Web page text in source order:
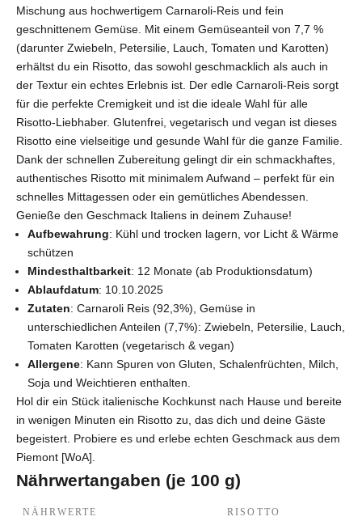
Mischung aus hochwertigem Carnaroli-Reis und fein
geschnittenem Gemüse. Mit einem Gemüseanteil von 7,7 %
(darunter Zwiebeln, Petersilie, Lauch, Tomaten und Karotten)
erhältst du ein Risotto, das sowohl geschmacklich als auch in
der Textur ein echtes Erlebnis ist. Der edle Carnaroli-Reis sorgt
für die perfekte Cremigkeit und ist die ideale Wahl für alle
Risotto-Liebhaber. Glutenfrei, vegetarisch und vegan ist dieses
Risotto eine vielseitige und gesunde Wahl für die ganze Familie.
Dank der schnellen Zubereitung gelingt dir ein schmackhaftes,
authentisches Risotto mit minimalem Aufwand – perfekt für ein
schnelles Mittagessen oder ein gemütliches Abendessen.
Genieße den Geschmack Italiens in deinem Zuhause!
Aufbewahrung: Kühl und trocken lagern, vor Licht & Wärme
schützen
Mindesthaltbarkeit: 12 Monate (ab Produktionsdatum)
Ablaufdatum: 10.10.2025
Zutaten: Carnaroli Reis (92,3%), Gemüse in
unterschiedlichen Anteilen (7,7%): Zwiebeln, Petersilie, Lauch,
Tomaten Karotten (vegetarisch & vegan)
Allergene: Kann Spuren von Gluten, Schalenfrüchten, Milch,
Soja und Weichtieren enthalten.
Hol dir ein Stück italienische Kochkunst nach Hause und bereite
in wenigen Minuten ein Risotto zu, das dich und deine Gäste
begeistert. Probiere es und erlebe echten Geschmack aus dem
Piemont [WoA].
Nährwertangaben (je 100 g)
NÄHRWERTE RISOTTO